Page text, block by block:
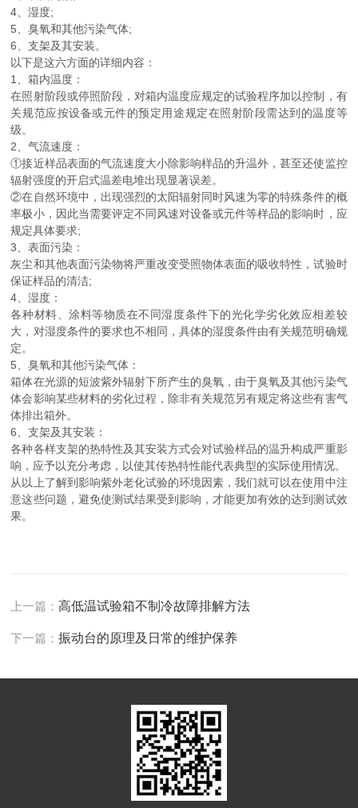
4、湿度;
5、臭氧和其他污染气体;
6、支架及其安装。
以下是这六方面的详细内容：
1、箱内温度：
在照射阶段或停照阶段，对箱内温度应规定的试验程序加以控制，有
关规范应按设备或元件的预定用途规定在照射阶段需达到的温度等
级。
2、气流速度：
①接近样品表面的气流速度大小除影响样品的升温外，甚至还使监控
辐射强度的开启式温差电堆出现显著误差。
②在自然环境中，出现强烈的太阳辐射同时风速为零的特殊条件的概
率极小，因此当需要评定不同风速对设备或元件等样品的影响时，应
规定具体要求;
3、表面污染：
灰尘和其他表面污染物将严重改变受照物体表面的吸收特性，试验时
保证样品的清洁;
4、湿度：
各种材料、涂料等物质在不同湿度条件下的光化学劣化效应相差较
大，对湿度条件的要求也不相同，具体的湿度条件由有关规范明确规
定。
5、臭氧和其他污染气体：
箱体在光源的短波紫外辐射下所产生的臭氧，由于臭氧及其他污染气
体会影响某些材料的劣化过程，除非有关规范另有规定将这些有害气
体排出箱外。
6、支架及其安装：
各种各样支架的热特性及其安装方式会对试验样品的温升构成严重影
响，应予以充分考虑，以使其传热特性能代表典型的实际使用情况。
从以上了解到影响紫外老化试验的环境因素，我们就可以在使用中注
意这些问题，避免使测试结果受到影响，才能更加有效的达到测试效
果。
上一篇：高低温试验箱不制冷故障排解方法
下一篇：振动台的原理及日常的维护保养